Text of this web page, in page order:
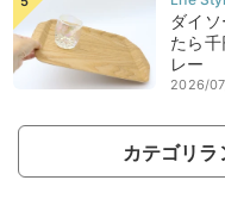
ダイ
たら
レー
2026/
カテゴリ